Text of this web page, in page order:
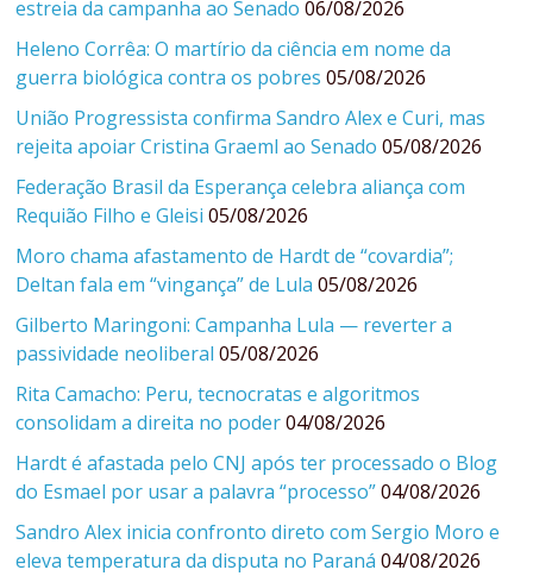
estreia da campanha ao Senado 06/08/2026
Heleno Corrêa: O martírio da ciência em nome da
guerra biológica contra os pobres 05/08/2026
União Progressista confirma Sandro Alex e Curi, mas
rejeita apoiar Cristina Graeml ao Senado 05/08/2026
Federação Brasil da Esperança celebra aliança com
Requião Filho e Gleisi 05/08/2026
Moro chama afastamento de Hardt de “covardia”;
Deltan fala em “vingança” de Lula 05/08/2026
Gilberto Maringoni: Campanha Lula — reverter a
passividade neoliberal 05/08/2026
Rita Camacho: Peru, tecnocratas e algoritmos
consolidam a direita no poder 04/08/2026
Hardt é afastada pelo CNJ após ter processado o Blog
do Esmael por usar a palavra “processo” 04/08/2026
Sandro Alex inicia confronto direto com Sergio Moro e
eleva temperatura da disputa no Paraná 04/08/2026